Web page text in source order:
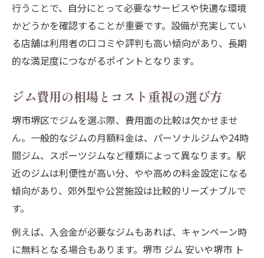
行うことで、自分にとって必要なサービスや快適な環境
かどうかを確認することが重要です。設備が充実してい
る店舗は利用者の口コミや評判も高い傾向があり、長期
的な満足度につながるポイントとなります。
ジム費用の相場とコスト重視の選び方
堺市堺区でジムを選ぶ際、費用面の比較は欠かせませ
ん。一般的なジムの月額料金は、パーソナルジムや24時
間ジム、スポーツジムなど種類によって異なります。駅
近のジムは利便性が高い分、やや高めの料金設定になる
傾向があり、郊外型や公営施設は比較的リーズナブルで
す。
例えば、入会金が必要なジムもあれば、キャンペーン時
に無料となる場合もあります。堺市 ジム 安いや堺市 ト